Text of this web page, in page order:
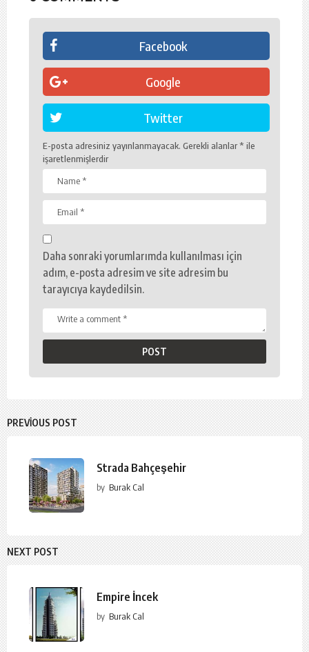
Facebook
Google
Twitter
E-posta adresiniz yayınlanmayacak. Gerekli alanlar* ile
işaretlenmişlerdir
Daha sonraki yorumlarımda kullanılması için
adım, e-posta adresim ve site adresim bu
tarayıcıya kaydedilsin.
PREVIOUS POST
Strada Bahçeşehir
by Burak Cal
NEXT POST
Empire İncek
by Burak Cal